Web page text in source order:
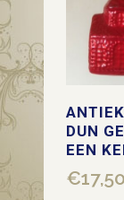
DUN
EEN
€17,50